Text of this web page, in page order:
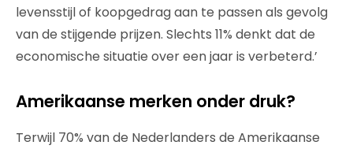
levensstijl of koopgedrag aan te passen als gevolg
van de stijgende prijzen. Slechts 11% denkt dat de
economische situatie over een jaar is verbeterd.’
Amerikaanse merken onder druk?
Terwijl 70% van de Nederlanders de Amerikaanse